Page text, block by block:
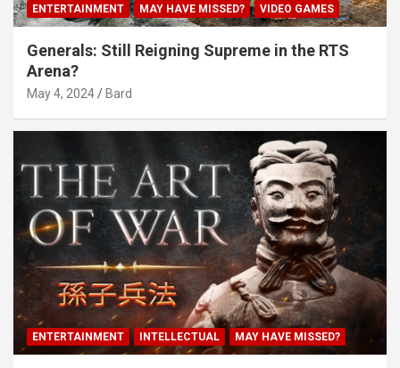
ENTERTAINMENT MAY HAVE MISSED? VIDEO GAMES
Generals: Still Reigning Supreme in the RTS
Arena?
May 4, 2024 Bard
ENTERTAINMENT INTELLECTUAL MAY HAVE MISSED?